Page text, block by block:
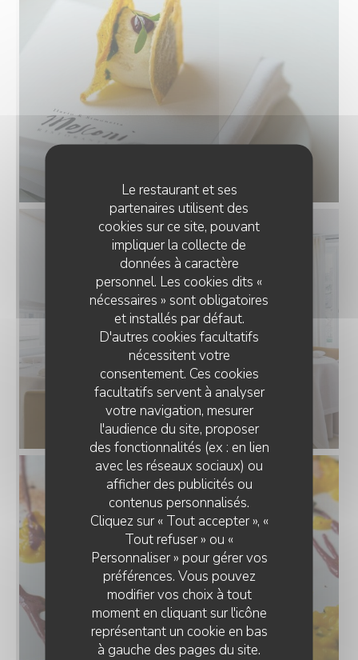
Le restaurant et ses
partenaires utilisent des
cookies sur ce site, pouvant
impliquer la collecte de
données à caractère
personnel. Les cookies dits «
nécessaires » sont obligatoires
et installés par défaut.
D'autres cookies facultatifs
nécessitent votre
consentement. Ces cookies
facultatifs servent à analyser
votre navigation, mesurer
l'audience du site, proposer
des fonctionnalités (ex : en lien
avec les réseaux sociaux) ou
afficher des publicités ou
contenus personnalisés.
Cliquez sur « Tout accepter », «
Tout refuser » ou «
Personnaliser » pour gérer vos
préférences. Vous pouvez
modifier vos choix à tout
moment en cliquant sur l'icône
représentant un cookie en bas
à gauche des pages du site.
MOSCONI